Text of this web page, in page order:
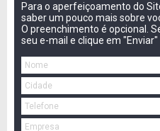
Para o aperfeiçoamento do
saber um pouco mais sobre
O preenchimento é opcional.
seu e-mail e clique em "Enviar"